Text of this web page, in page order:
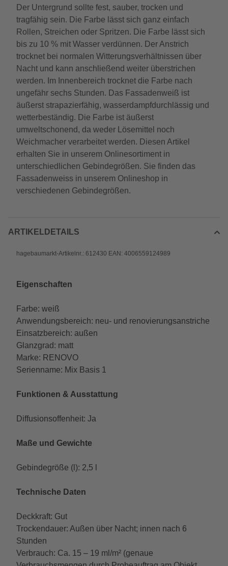
Der Untergrund sollte fest, sauber, trocken und
tragfähig sein. Die Farbe lässt sich ganz einfach
Rollen, Streichen oder Spritzen. Die Farbe lässt sich
bis zu 10 % mit Wasser verdünnen. Der Anstrich
trocknet bei normalen Witterungsverhältnissen über
Nacht und kann anschließend weiter überstrichen
werden. Im Innenbereich trocknet die Farbe nach
ungefähr sechs Stunden. Das Fassadenweiß ist
äußerst strapazierfähig, wasserdampfdurchlässig und
wetterbeständig. Die Farbe ist äußerst
umweltschonend, da weder Lösemittel noch
Weichmacher verarbeitet werden. Diesen Artikel
erhalten Sie in unserem Onlinesortiment in
unterschiedlichen Gebindegrößen. Sie finden das
Fassadenweiss in unserem Onlineshop in
verschiedenen Gebindegrößen.
ARTIKELDETAILS
hagebaumarkt-Artikelnr.: 612430 EAN: 4006559124989
Eigenschaften
Farbe: weiß
Anwendungsbereich: neu- und renovierungsanstriche
Einsatzbereich: außen
Glanzgrad: matt
Marke: RENOVO
Serienname: Mix Basis 1
Funktionen & Ausstattung
Diffusionsoffenheit: Ja
Maße und Gewichte
Gebindegröße (l): 2,5 l
Technische Daten
Deckkraft: Gut
Trockendauer: Außen über Nacht; innen nach 6
Stunden
Verbrauch: Ca. 15 – 19 ml/m² (genaue